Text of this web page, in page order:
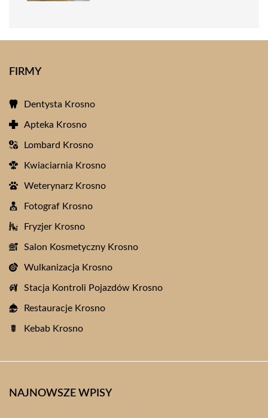
FIRMY
Dentysta Krosno
Apteka Krosno
Lombard Krosno
Kwiaciarnia Krosno
Weterynarz Krosno
Fotograf Krosno
Fryzjer Krosno
Salon Kosmetyczny Krosno
Wulkanizacja Krosno
Stacja Kontroli Pojazdów Krosno
Restauracje Krosno
Kebab Krosno
NAJNOWSZE WPISY